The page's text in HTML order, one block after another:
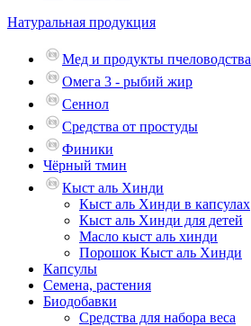
Натуральная продукция
Мед и продукты пчеловодства
Омега 3 - рыбий жир
Сеннол
Средства от простуды
Финики
Чёрный тмин
Кыст аль Хинди
Кыст аль Хинди в капсулах
Кыст аль Хинди для детей
Масло кыст аль хинди
Порошок Кыст аль Хинди
Капсулы
Семена, растения
Биодобавки
Средства для набора веса